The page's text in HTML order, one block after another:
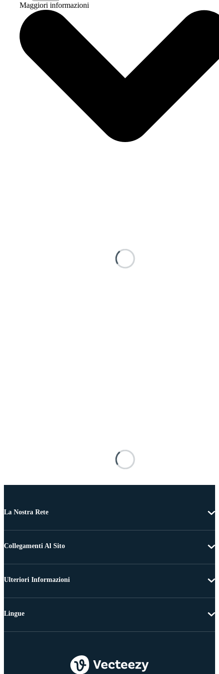
Maggiori informazioni
La Nostra Rete
Collegamenti Al Sito
Ulteriori Informazioni
Lingue